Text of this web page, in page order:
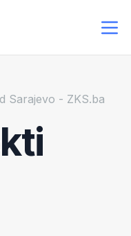
Sarajevo - ZKS.ba